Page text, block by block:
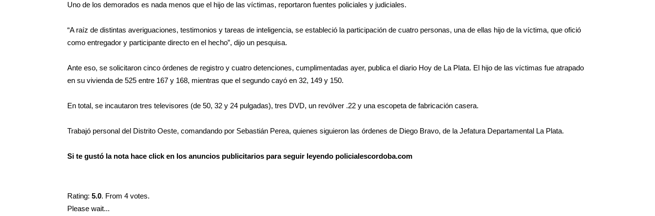
Uno de los demorados es nada menos que el hijo de las víctimas, reportaron fuentes policiales y judiciales.
“A raíz de distintas averiguaciones, testimonios y tareas de inteligencia, se estableció la participación de cuatro personas, una de ellas hijo de la víctima, que ofició
como entregador y participante directo en el hecho”, dijo un pesquisa.
Ante eso, se solicitaron cinco órdenes de registro y cuatro detenciones, cumplimentadas ayer, publica el diario Hoy de La Plata. El hijo de las víctimas fue atrapado
en su vivienda de 525 entre 167 y 168, mientras que el segundo cayó en 32, 149 y 150.
En total, se incautaron tres televisores (de 50, 32 y 24 pulgadas), tres DVD, un revólver .22 y una escopeta de fabricación casera.
Trabajó personal del Distrito Oeste, comandando por Sebastián Perea, quienes siguieron las órdenes de Diego Bravo, de la Jefatura Departamental La Plata.
Si te gustó la nota hace click en los anuncios publicitarios para seguir leyendo policialescordoba.com
Rating: 5.0. From 4 votes.
Please wait...